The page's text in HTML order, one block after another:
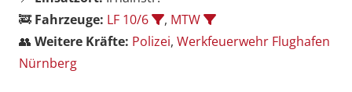
🚒 Fahrzeuge: LF 10/6 , MTW
👥 Weitere Kräfte: Polizei, Werkfeuerwehr Flughafen
Nürnberg